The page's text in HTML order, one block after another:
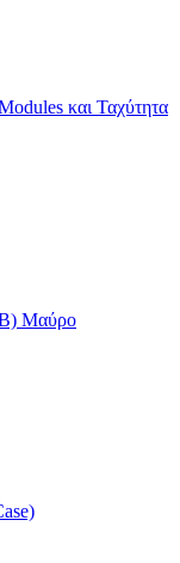
και Ταχύτητα
Μαύρο